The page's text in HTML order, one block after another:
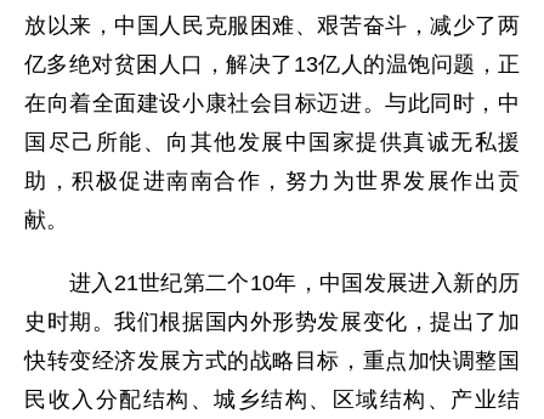
放以来，中国人民克服困难、艰苦奋斗，减少了两
亿多绝对贫困人口，解决了13亿人的温饱问题，正
在向着全面建设小康社会目标迈进。与此同时，中
国尽己所能、向其他发展中国家提供真诚无私援
助，积极促进南南合作，努力为世界发展作出贡
献。
进入21世纪第二个10年，中国发展进入新的历
史时期。我们根据国内外形势发展变化，提出了加
快转变经济发展方式的战略目标，重点加快调整国
民收入分配结构、城乡结构、区域结构、产业结